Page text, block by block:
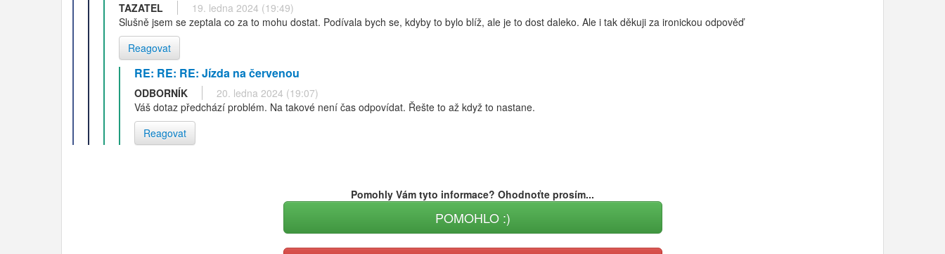
TAZATEL
19. ledna 2024 (19:49)
Slušně jsem se zeptala co za to mohu dostat. Podívala bych se, kdyby to bylo blíž, ale je to dost daleko. Ale i tak děkuji za ironickou odpověď
Reagovat
RE: RE: RE: Jízda na červenou
ODBORNÍK
20. ledna 2024 (19:07)
Váš dotaz předchází problém. Na takové není čas odpovídat. Řešte to až když to nastane.
Reagovat
Pomohly Vám tyto informace? Ohodnoťte prosím...
POMOHLO :)